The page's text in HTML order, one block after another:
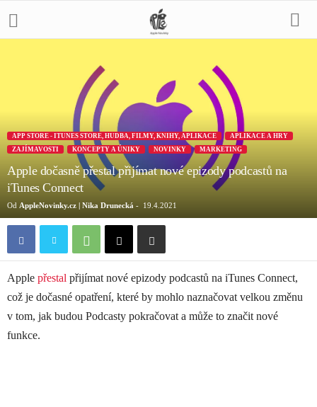
APP STORE - ITUNES STORE, HUDBA, FILMY, KNIHY, APLIKACE
APLIKACE A HRY
ZAJÍMAVOSTI
KONCEPTY A ÚNIKY NOVINKY MARKETING
Apple dočasně přestal přijímat nové epizody podcastů na
iTunes Connect
Od AppleNovinky.cz | Nika Drunecká - 19.4.2021
Apple přestal přijímat nové epizody podcastů na iTunes Connect,
což je dočasné opatření, které by mohlo naznačovat velkou změnu
v tom, jak budou Podcasty pokračovat a může to značit nové
funkce.